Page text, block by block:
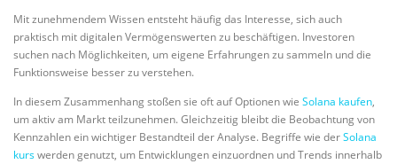
Mit zunehmendem Wissen entsteht häufig das Interesse, sich auch
praktisch mit digitalen Vermögenswerten zu beschäftigen. Investoren
suchen nach Möglichkeiten, um eigene Erfahrungen zu sammeln und die
Funktionsweise besser zu verstehen.
In diesem Zusammenhang stoßen sie oft auf Optionen wie Solana kaufen,
um aktiv am Markt teilzunehmen. Gleichzeitig bleibt die Beobachtung von
Kennzahlen ein wichtiger Bestandteil der Analyse. Begriffe wie derSolana
kurswerden genutzt, um Entwicklungen einzuordnen und Trends innerhalb